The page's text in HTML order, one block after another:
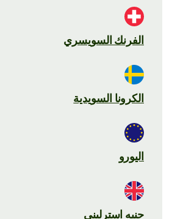
الفرنك السويسري
الكرونا السويدية
اليورو
جنيه استرليني